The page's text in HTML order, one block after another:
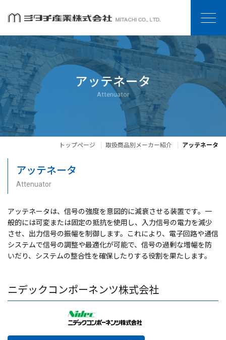
アッテネータ
Attenuator
トップページ 取扱商品別メーカー紹介 アッテネータ
アッテネータ
Attenuator
アッテネータは、信号の強度を意図的に減衰させる装置です。一
般的には可変または固定の抵抗を使用し、入力信号の電力を減少
させ、出力信号の振幅を制御します。これにより、電子回路や通信
システムで信号の調整や最適化が可能で、信号の過剰な増幅を防
いだり、システムの整合性を確保したりする役割を果たします。
ニデックコンポーネンツ株式会社